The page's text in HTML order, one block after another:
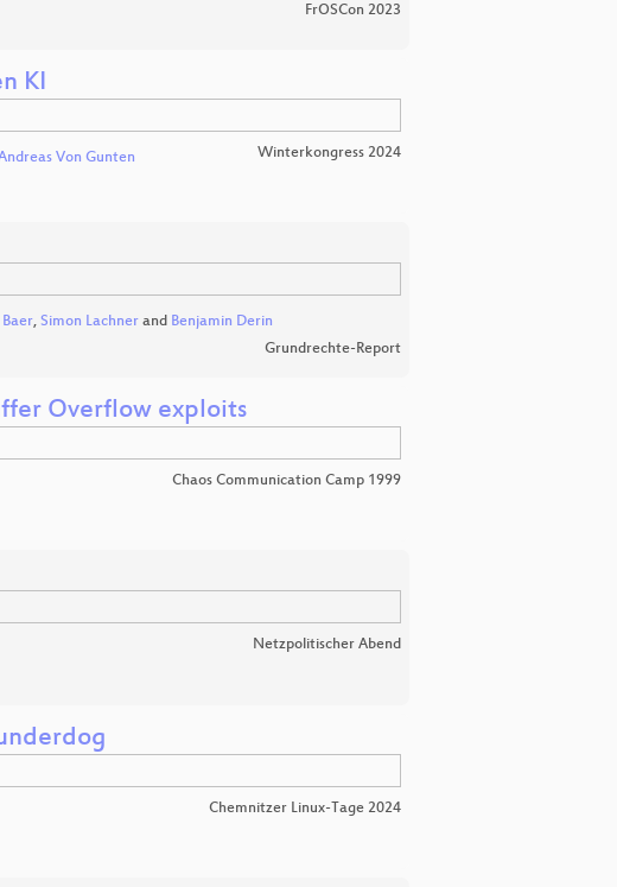
FrOSCon 2023
KI
Von Gunten Winterkongress 2024
, Simon Lachnerand Benjamin Derin
Grundrechte-Report
Overflow exploits
Chaos Communication Camp 1999
Netzpolitischer Abend
Chemnitzer Linux-Tage 2024